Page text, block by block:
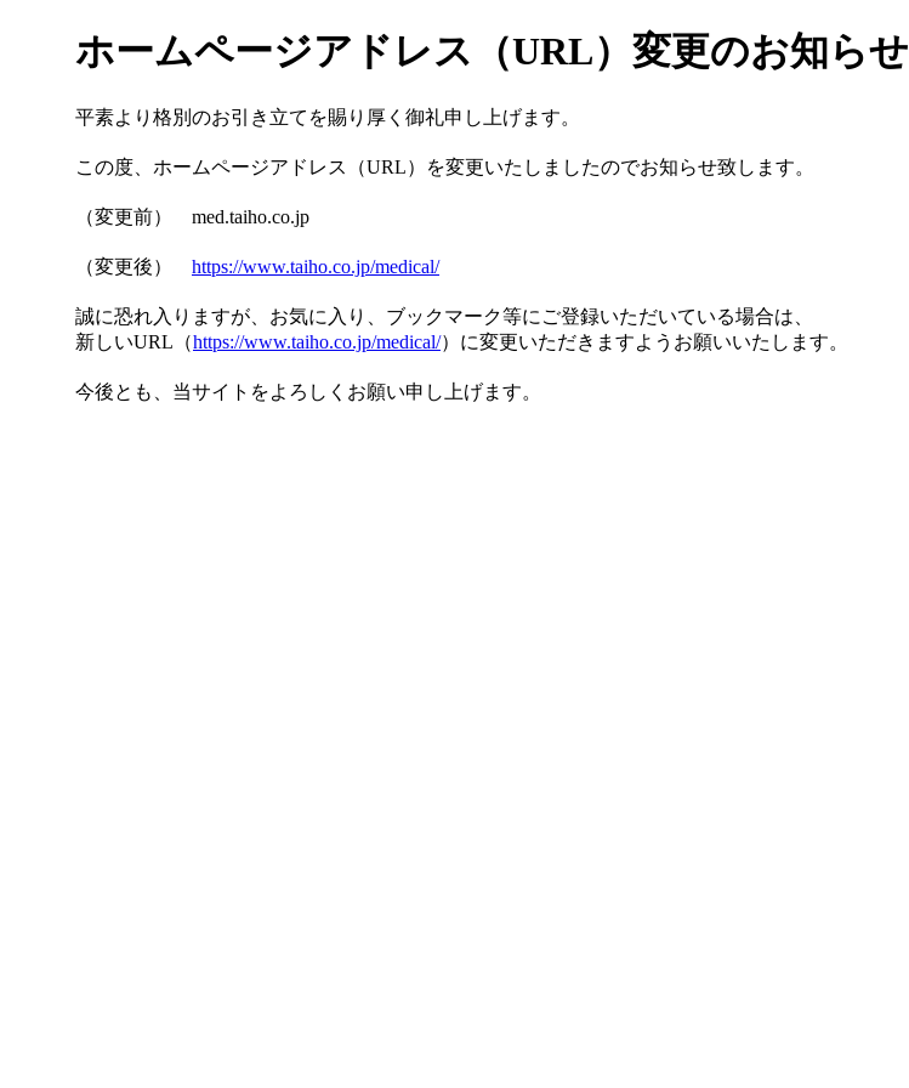
ホームページアドレス（URL）変更のお知らせ
平素より格別のお引き⽴てを賜り厚く御礼申し上げます。
この度、ホームページアドレス（URL）を変更いたしましたのでお知らせ致します。
（変更前） med.taiho.co.jp
（変更後） https://www.taiho.co.jp/medical/
誠に恐れ入りますが、お気に入り、ブックマーク等にご登録いただいている場合は、
新しいURL（https://www.taiho.co.jp/medical/）に変更いただきますようお願いいたします。
今後とも、当サイトをよろしくお願い申し上げます。